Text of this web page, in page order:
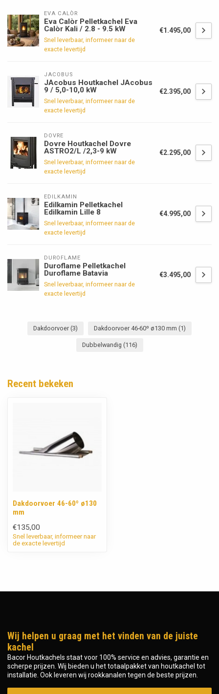
EVA CALÒR
Eva Calòr Pelletkachel Eva
Calòr Kali / 2.8 - 9.5 kW
Snel leverbaar, informeer naar de
exacte levertijd
€1.495,00
JACOBUS
JAcobus Houtkachel JAcobus
9 / 5,0-10,0 kW
Snel leverbaar, informeer naar de
exacte levertijd
€2.395,00
DOVRE
Dovre Houtkachel Dovre
ASTRO2/L /2,3-9 kW
Snel leverbaar, informeer naar de
exacte levertijd
€2.295,00
EDILKAMIN
Edilkamin Pelletkachel
Edilkamin Lille 8
Snel leverbaar, informeer naar de
exacte levertijd
€4.995,00
DUROFLAME
Duroflame Pelletkachel
Duroflame Batavia
Snel leverbaar, informeer naar de
exacte levertijd
€3.495,00
Dakdoorvoer (3) Dakdoorvoer 46-60º ø130 mm (1)
Dubbelwandig (116)
Recent bekeken
Dakdoorvoer 46-60º ø130
mm
€135,00
Snel leverbaar, informeer naar
de exacte levertijd
Wij helpen u graag met het vinden van de juiste
kachel
Bacor Houtkachels staat voor 100% service en advies, garantie en
scherpe prijzen. Wij bieden u het totaalpakket van houtkachel tot
installatie. Ook leveren wij rookkanalen tegen de beste prijzen.